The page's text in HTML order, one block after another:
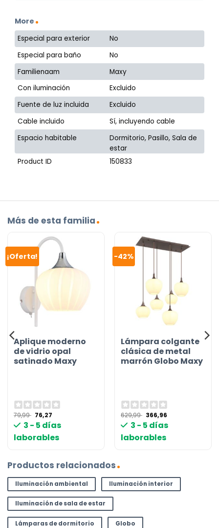
More
Especial para exterior
No
Especial para baño
No
Familienaam
Maxy
Con iluminación
Excluido
Fuente de luz incluida
Excluido
Cable incluido
Sí, incluyendo cable
Espacio habitable
Dormitorio, Pasillo, Sala de
estar
Product ID
150833
Más de esta familia
¡Oferta!
Aplique moderno
de vidrio opal
satinado Maxy
79,99 El
precio
original
era:
79,99 €.
76,27
actual
76,27 €.
3 - 5 días
laborables
-42%
Lámpara colgante
clásica de metal
marrón Globo Maxy
629,99 El
precio
original
era:
629,99 €.
366,96
actual
3 - 5 días
laborables
Productos relacionados
Iluminación ambiental Iluminación interior
Iluminación de sala de estar
Lámparas de dormitorio Globo